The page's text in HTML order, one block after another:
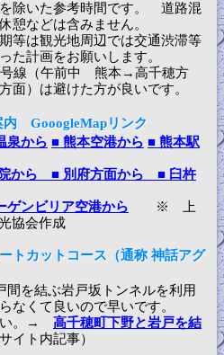
除いた参考時間です。 道路混
憩などは含みません。
等は観光地周辺では交通渋滞等
た計画をお願いします。
線（午前中 熊本→高千穂方
）は避けた方が良いです。
内 GooogleMapリンク
泉から ■ 熊本空港から ■ 熊本駅
から ■ 別府方面から ■ 臼杵
ゲンビリア空港から ※ 上
協会作成
カットコース（通称 神話アグ
間を結ぶ岩戸坂トンネルを利用
なくて良いので早いです。
い。→ 高千穂町下野と岩戸を結
サイト内記事）